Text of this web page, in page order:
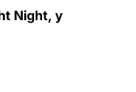
Night, у